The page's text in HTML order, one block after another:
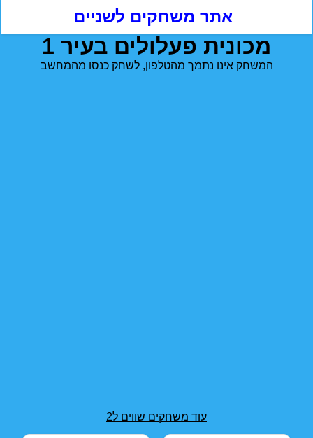
אתר משחקים לשניים
מכונית פעלולים בעיר 1
המשחק אינו נתמך מהטלפון, לשחק כנסו מהמחשב
עוד משחקים שווים ל2